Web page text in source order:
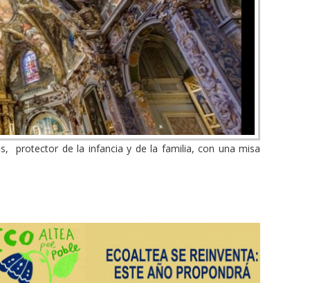
protector de la infancia y de la familia, con una misa